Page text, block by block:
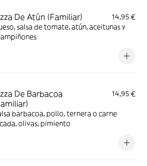
De Atún (Familiar)
14,95 €
salsa de tomate, atún, aceitunas y
De Barbacoa
14,95 €
barbacoa, pollo, ternera o carne
olivas, pimiento